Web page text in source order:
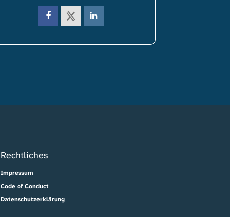
Rechtliches
Impressum
Code of Conduct
Datenschutzerklärung